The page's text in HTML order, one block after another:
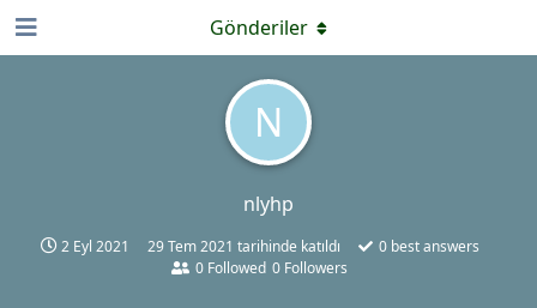
N
nlyhp
2 Eyl 2021 29 Tem 2021 tarihinde katıldı 0best answers
0 Followed 0 Followers
Gönderiler